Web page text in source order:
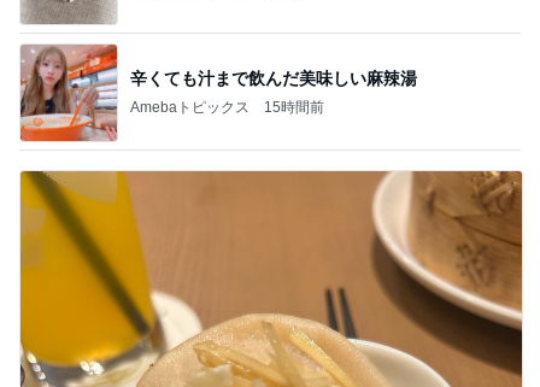
辛くても汁まで飲んだ美味しい麻辣湯
Amebaトピックス 15時間前